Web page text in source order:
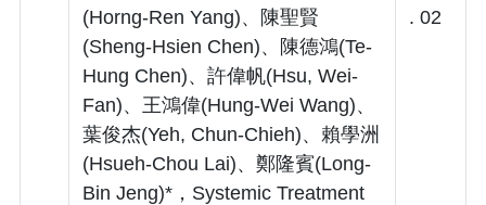
(Horng-Ren Yang)、陳聖賢
(Sheng-Hsien Chen)、陳德鴻(Te-
Hung Chen)、許偉帆(Hsu, Wei-
Fan)、王鴻偉(Hung-Wei Wang)、
葉俊杰(Yeh, Chun-Chieh)、賴學洲
(Hsueh-Chou Lai)、鄭隆賓(Long-
Bin Jeng)*，Systemic Treatment
. 02